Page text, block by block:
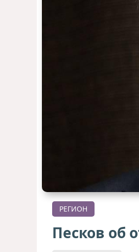
РЕГИОН
Песков об